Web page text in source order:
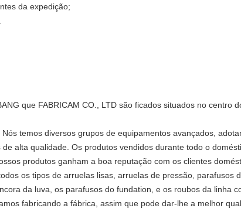
da expedição;
que FABRICAM CO., LTD são ficados situados no centro
temos diversos grupos de equipamentos avançados,
alta qualidade. Os produtos vendidos durante todo o
produtos ganham a boa reputação com os clientes
os tipos de arruelas lisas, arruelas de pressão, parafusos
da luva, os parafusos do fundation, e os roubos da linha
fabricando a fábrica, assim que pode dar-lhe a melhor